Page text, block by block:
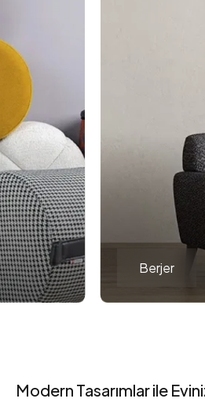
Berjer
Modern Tasarımlar ile